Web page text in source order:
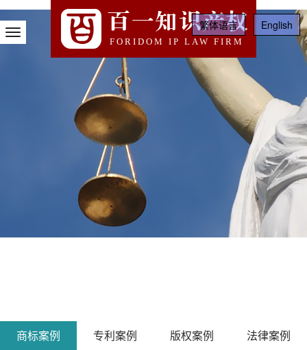
百一知识产权
FORIDOM IP LAW FIRM
English
繁体语言
Toggle
Navigation
商标案例 专利案例 版权案例 法律案例